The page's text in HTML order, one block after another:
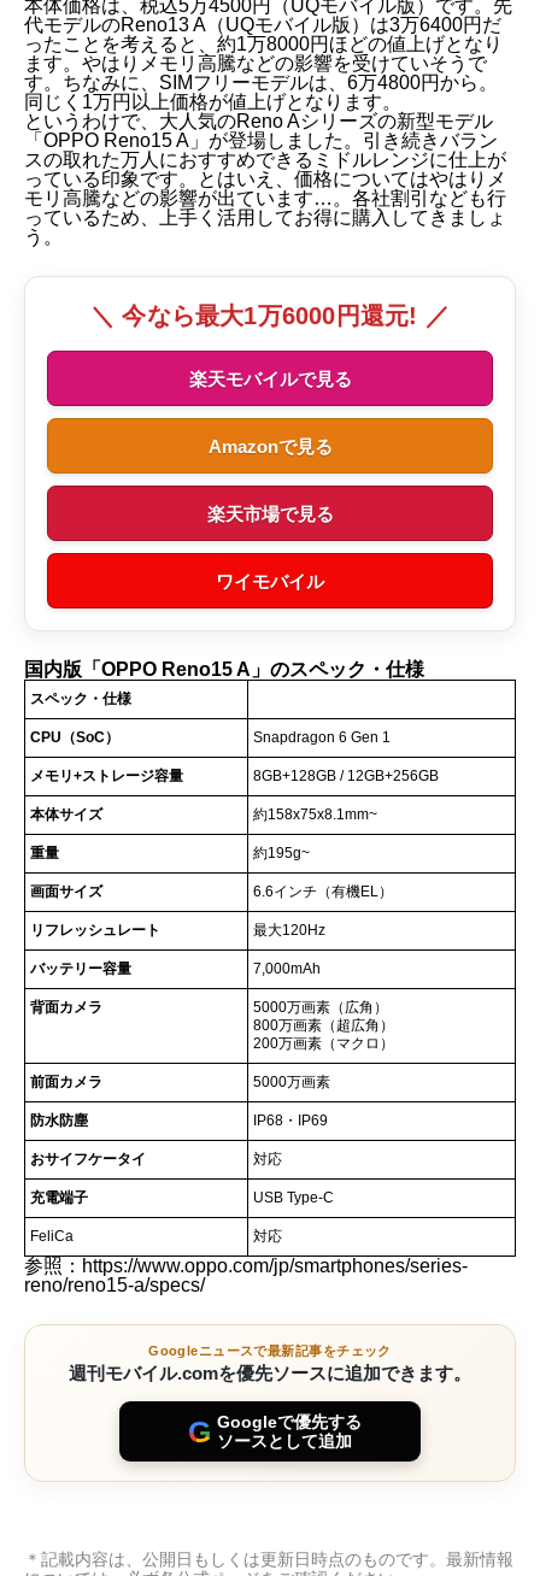
本体価格は、税込5万4500円（UQモバイル版）です。先
代モデルのReno13 A（UQモバイル版）は3万6400円だ
ったことを考えると、約1万8000円ほどの値上げとなり
ます。やはりメモリ高騰などの影響を受けていそうで
す。ちなみに、SIMフリーモデルは、6万4800円から。
同じく1万円以上価格が値上げとなります。
というわけで、大人気のReno Aシリーズの新型モデル
「OPPO Reno15 A」が登場しました。引き続きバラン
スの取れた万人におすすめできるミドルレンジに仕上が
っている印象です。とはいえ、価格についてはやはりメ
モリ高騰などの影響が出ています…。各社割引なども行
っているため、上手く活用してお得に購入してきましょ
う。
＼ 今なら最大1万6000円還元! ／
楽天モバイルで見る
Amazonで見る
楽天市場で見る
ワイモバイル
国内版「OPPO Reno15 A」のスペック・仕様
スペック・仕様
CPU（SoC） Snapdragon 6 Gen 1
メモリ+ストレージ容量 8GB+128GB / 12GB+256GB
本体サイズ 約158x75x8.1mm~
重量 約195g~
画面サイズ 6.6インチ（有機EL）
リフレッシュレート 最大120Hz
バッテリー容量 7,000mAh
背面カメラ
5000万画素（広角）
800万画素（超広角）
200万画素（マクロ）
前面カメラ 5000万画素
防水防塵 IP68・IP69
おサイフケータイ 対応
充電端子 USB Type-C
FeliCa 対応
参照： https://www.oppo.com/jp/smartphones/series-
reno/reno15-a/specs/
Googleニュースで最新記事をチェック
週刊モバイル.comを優先ソースに追加できます。
G Googleで優先する
ソースとして追加
＊記載内容は、公開日もしくは更新日時点のものです。最新情報
大容量7,000mAhバッテリーを搭載した「OPPO
Reno15 A」。万人向けミドルレンジ
国内版「OPPO Reno15 A」のスペック・仕様